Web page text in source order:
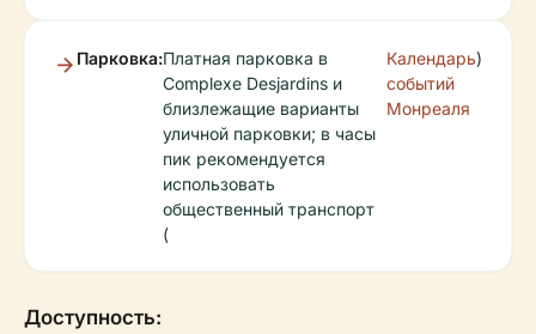
Парковка:Платная парковка в
Complexe Desjardins и
близлежащие варианты
уличной парковки; в часы
пик рекомендуется
использовать
общественный транспорт
(
Календарь
событий
Монреаля
)
Доступность: